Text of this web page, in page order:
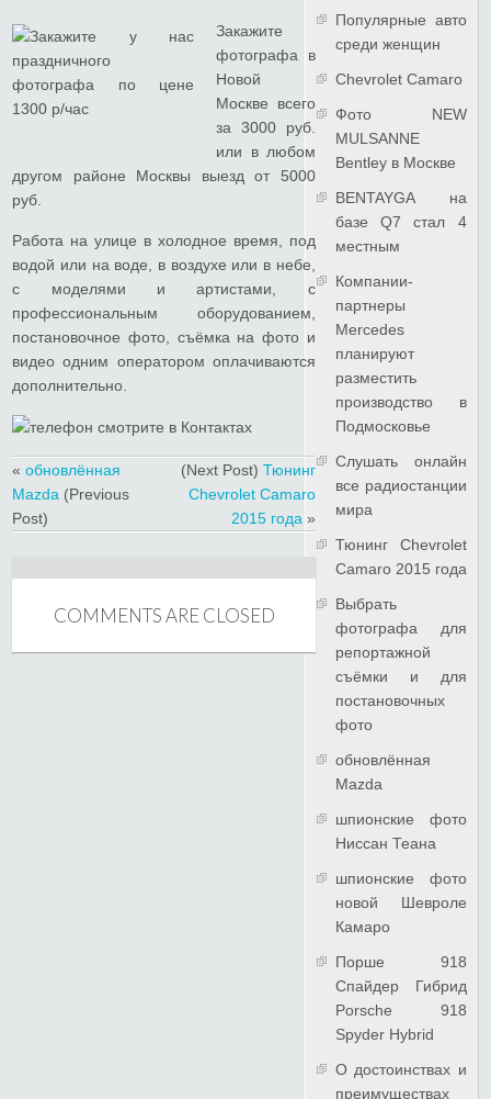
Закажите
фотографа в
Новой
Москве всего
за 3000 руб.
или в любом
другом районе Москвы выезд от 5000
руб.
Работа на улице в холодное время, под
водой или на воде, в воздухе или в небе,
с моделями и артистами, с
профессиональным оборудованием,
постановочное фото, съёмка на фото и
видео одним оператором оплачиваются
дополнительно.
«обновлённая
Mazda (Previous
Post)
(Next Post) Тюнинг
Chevrolet Camaro
2015 года »
COMMENTS ARE CLOSED
Популярные авто
среди женщин
Chevrolet Camaro
Фото NEW
MULSANNE
Bentley в Москве
BENTAYGA на
базе Q7 стал 4
местным
Компании-
партнеры
Mercedes
планируют
разместить
производство в
Подмосковье
Слушать онлайн
все радиостанции
мира
Тюнинг Chevrolet
Camaro 2015 года
Выбрать
фотографа для
репортажной
съёмки и для
постановочных
фото
обновлённая
Mazda
шпионские фото
Ниссан Теана
шпионские фото
новой Шевроле
Камаро
Порше 918
Спайдер Гибрид
Porsche 918
Spyder Hybrid
О достоинствах и
преимуществах